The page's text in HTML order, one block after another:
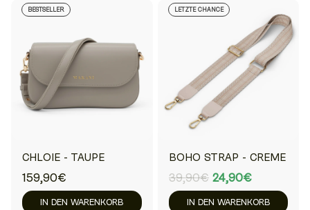
BESTSELLER
CHLOIE - TAUPE
159,90€
IN DEN WARENKORB
LETZTE CHANCE
BOHO STRAP - CREME
39,90€ 24,90€
IN DEN WARENKORB